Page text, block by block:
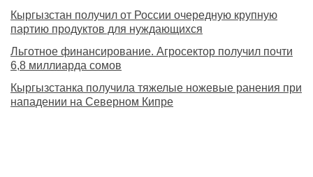
Кыргызстан получил от России очередную крупную
партию продуктов для нуждающихся
Льготное финансирование. Агросектор получил почти
6,8 миллиарда сомов
Кыргызстанка получила тяжелые ножевые ранения при
нападении на Северном Кипре